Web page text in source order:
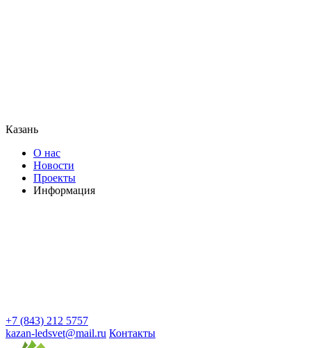
Казань
О нас
Новости
Проекты
Информация
+7 (843) 212 5757
kazan-ledsvet@mail.ru Контакты